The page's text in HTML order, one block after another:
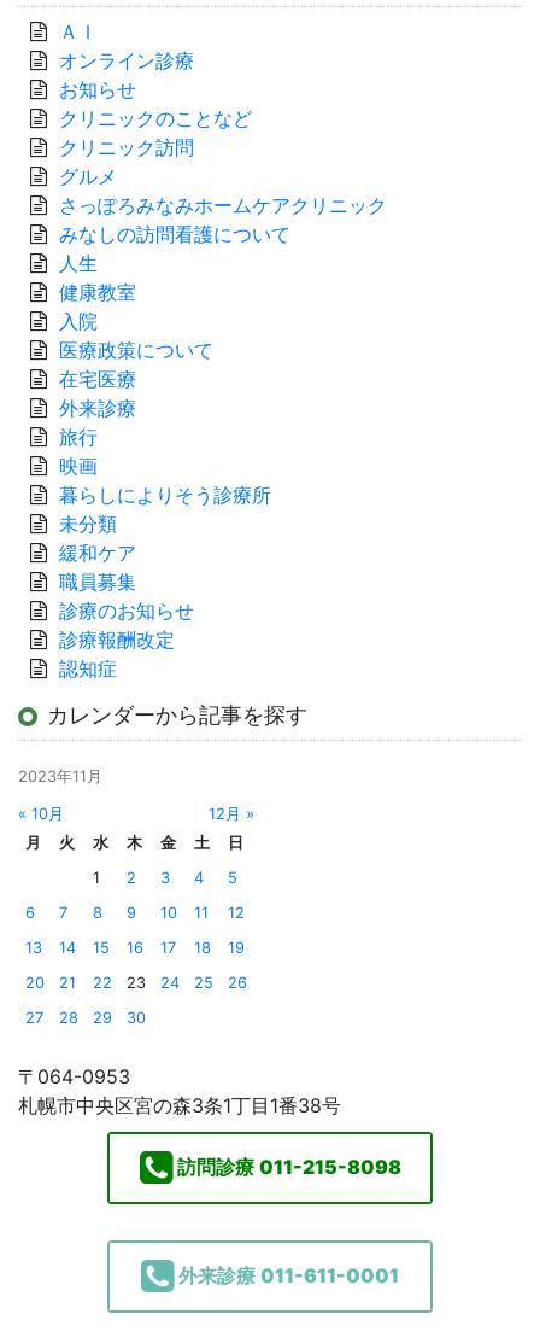
ＡＩ
オンライン診療
お知らせ
クリニックのことなど
クリニック訪問
グルメ
さっぽろみなみホームケアクリニック
みなしの訪問看護について
人生
健康教室
入院
医療政策について
在宅医療
外来診療
旅行
映画
暮らしによりそう診療所
未分類
緩和ケア
職員募集
診療のお知らせ
診療報酬改定
認知症
カレンダーから記事を探す
2023年11月
« 10月
12月 »
月
火 水 木 金 土
日
1
2 3 4
5
6
7 8 9 10 11
12
13
14 15 16 17 18
19
20
21 22 23 24 25
26
27
28 29 30
〒064-0953
札幌市中央区宮の森3条1丁目1番38号
訪問診療 011-215-8098
外来診療 011-611-0001